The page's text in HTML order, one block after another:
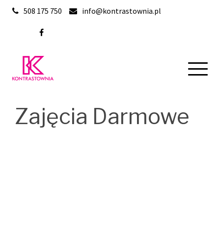
Skip
508 175 750 info@kontrastownia.pl
Zajęcia Darmowe